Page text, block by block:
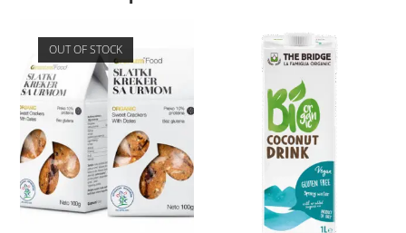
OUT OF STOCK